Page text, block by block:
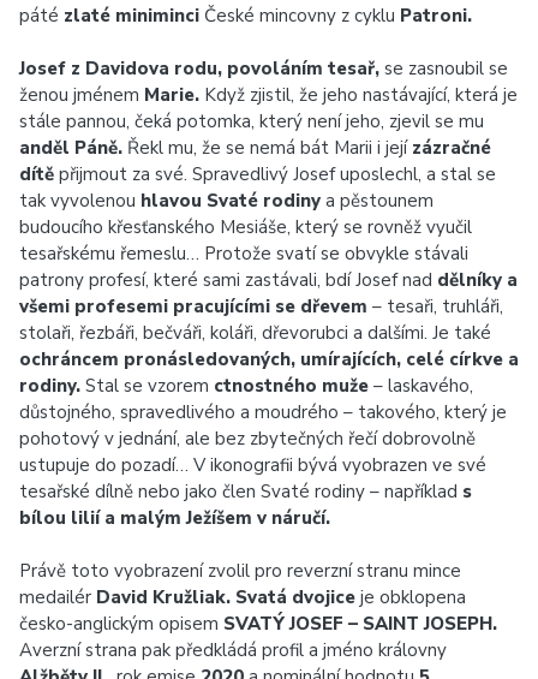
páté zlaté miniminci České mincovny z cyklu Patroni.
Josef z Davidova rodu, povoláním tesař, se zasnoubil se
ženou jménem Marie. Když zjistil, že jeho nastávající, která je
stále pannou, čeká potomka, který není jeho, zjevil se mu
anděl Páně. Řekl mu, že se nemá bát Marii i její zázračné
dítě přijmout za své. Spravedlivý Josef uposlechl, a stal se
tak vyvolenou hlavou Svaté rodiny a pěstounem
budoucího křesťanského Mesiáše, který se rovněž vyučil
tesařskému řemeslu… Protože svatí se obvykle stávali
patrony profesí, které sami zastávali, bdí Josef nad dělníky a
všemi profesemi pracujícími se dřevem – tesaři, truhláři,
stolaři, řezbáři, bečváři, koláři, dřevorubci a dalšími. Je také
ochráncem pronásledovaných, umírajících, celé církve a
rodiny. Stal se vzorem ctnostného muže – laskavého,
důstojného, spravedlivého a moudrého – takového, který je
pohotový v jednání, ale bez zbytečných řečí dobrovolně
ustupuje do pozadí… V ikonografii bývá vyobrazen ve své
tesařské dílně nebo jako člen Svaté rodiny – například s
bílou lilií a malým Ježíšem v náručí.
Právě toto vyobrazení zvolil pro reverzní stranu mince
medailér David Kružliak. Svatá dvojice je obklopena
česko-anglickým opisem SVATÝ JOSEF – SAINT JOSEPH.
Averzní strana pak předkládá profil a jméno královny